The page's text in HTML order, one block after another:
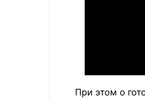
При этом о